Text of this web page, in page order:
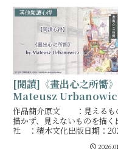
其他閱讀心得
[閱讀]《畫出心之所嚮》
Mateusz
作品簡介原文 ：見えるも
描かず、見えないものを描く
社 ：積木文化出版日期：